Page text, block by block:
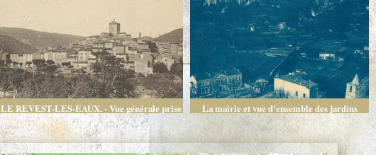
LE REVEST-LES-EAUX. - Vue générale prise
de la campagne Jouve
La mairie et vue d'ensemble des jardins
arrosables